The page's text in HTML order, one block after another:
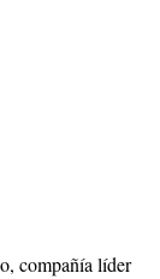
compañía líder